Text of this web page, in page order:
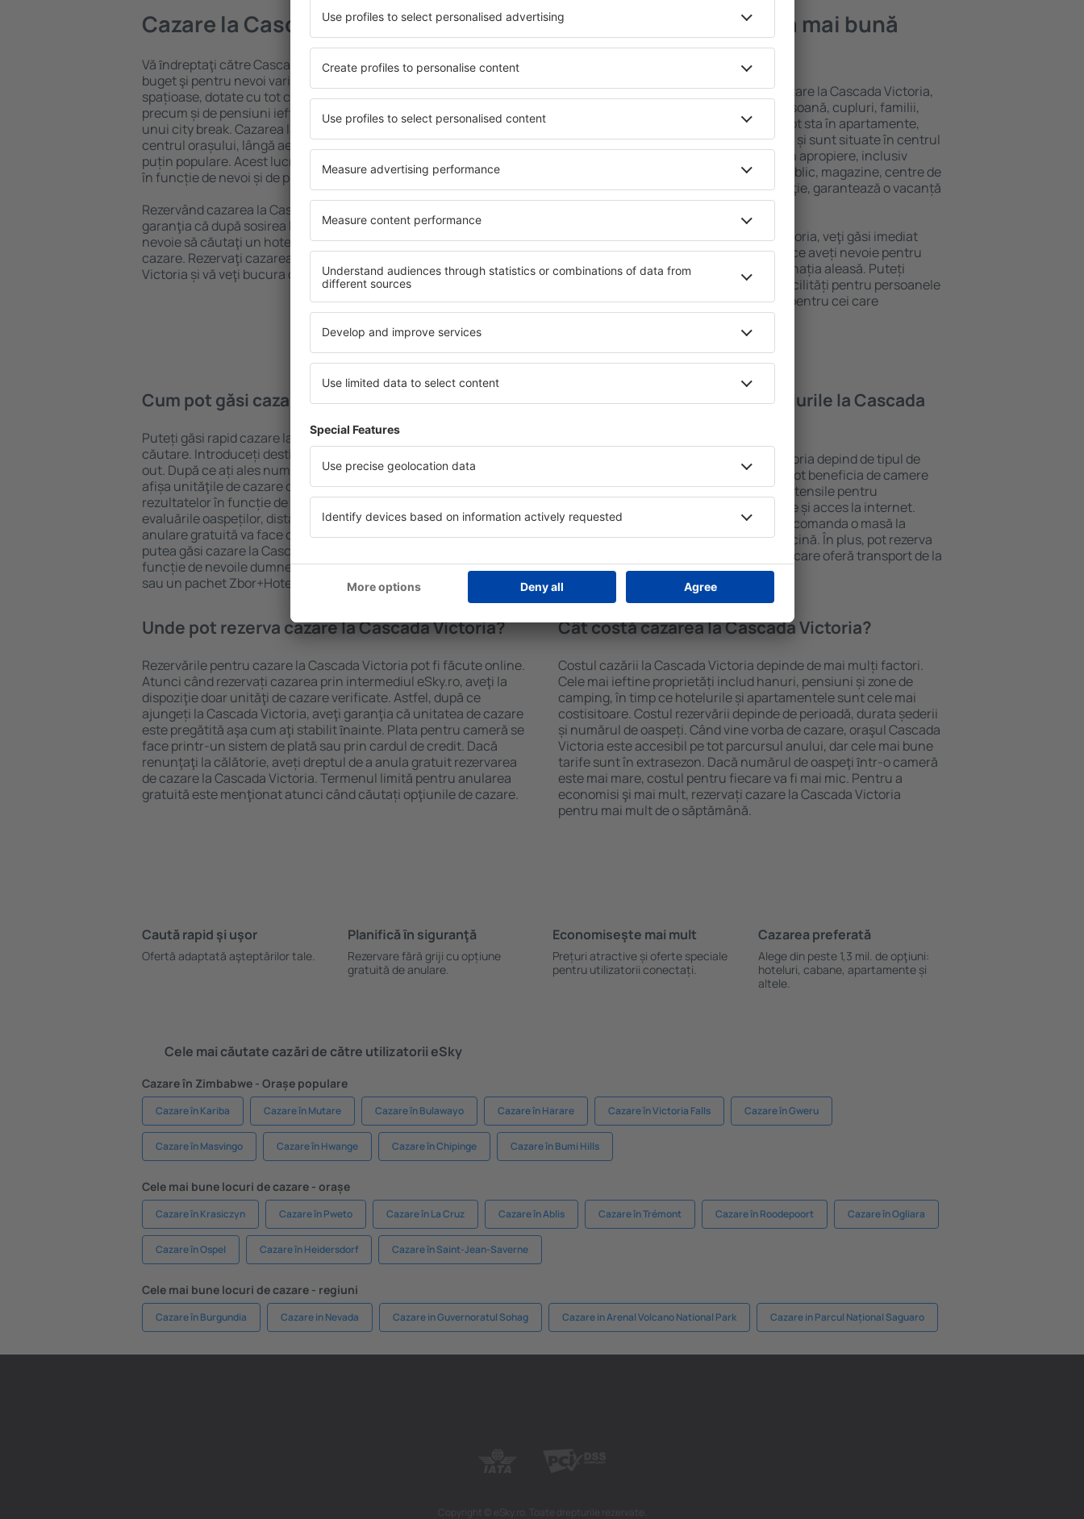
Cazare la Cascada Victoria
Vă ȋndreptaţi către Cascada Victoria? Găsiți cazare pentru fiecare
buget şi pentru nevoi variate. Puteți beneficia de proprietăți
spațioase, dotate cu tot confortul, cu numeroase facilități,
precum și de pensiuni ieftine pentru a sta câteva zile în timpul
unui city break. Cazarea la Cascada Victoria este disponibilă în
centrul orașului, lângă aeroport și în cartiere sau regiuni mai
puțin populare. Acest lucru vă va ajuta să găsiţi unităţi de cazare
în funcție de nevoi și de planurile ulterioare.
Rezervând cazarea la Cascada Victoria mai devreme, aveți
garanţia că după sosirea la destinație vă puteţi relaxa, fără a fi
nevoie să căutaţi un hotel, apartament sau altă unitate de
cazare. Rezervaţi cazarea înainte de călătoria către Cascada
Victoria și vă veţi bucura de o călătorie liniştită.
Cascada Victoria – cea mai bună
cazare
Puteți alege dintr-o ofertă variată de cazare la Cascada Victoria,
inclusiv proprietăți pentru o singură persoană, cupluri, familii,
persoane ȋn vârstă și grupuri. Oaspeţii pot sta în apartamente,
hoteluri și pensiuni care oferă intimitate și sunt situate în centrul
orașului Cascada Victoria. Facilitățile din apropiere, inclusiv
companii de închirieri auto, transport public, magazine, centre de
reparaţii și locuri de relaxare sau distracţie, garantează o vacanță
extraordinară.
Dacă doriţi cazare de lux la Cascada Victoria, veţi găsi imediat
una care să se potrivească. Veți găsi tot ce aveți nevoie pentru
vacanță sau călătoria de afaceri la destinația aleasă. Puteți
rezerva cazare la Cascada Victoria cu facilități pentru persoanele
cu dizabilități, sugari și copii, precum și pentru cei care
călătoresc cu animale de companie.
Cum pot găsi cazare la Cascada Victoria?
Puteți găsi rapid cazare la Cascada Victoria folosind un motor de
căutare. Introduceți destinația și datele de check-in și check-
out. După ce ați ales numărul de persoane, motorul de căutare va
afișa unităţile de cazare disponibile la Cascada Victoria. Filtrarea
rezultatelor în funcție de tipul proprietăţii, numărul de stele,
evaluările oaspeților, distanța față de centru și opțiunea de
anulare gratuită va face căutarea mult mai ușoară. Astfel veți
putea găsi cazare la Cascada Victoria în doar câteva minute. În
funcție de nevoile dumneavoastră, puteți rezerva doar cazare
sau un pachet Zbor+Hotel.
Ce fel de facilităţi oferă hotelurile la Cascada
Facilitățile proprietăţilor la Cascada Victoria depind de tipul de
cazare și de numărul de stele. Oaspeții pot beneficia de camere
cu chicinetă, balcon, aer condiționat, ustensile pentru
prepararea ceaiului şi a cafelei, prosoape și acces la internet.
Vizitatorii pot avea parcare gratuită, pot comanda o masă la
restaurant sau pot alege un hotel cu piscină. În plus, pot rezerva
cazare la Cascada Victoria la proprietăți care oferă transport de la
aeroport.
Unde pot rezerva cazare la Cascada Victoria?
Rezervările pentru cazare la Cascada Victoria pot fi făcute online.
Atunci când rezervați cazarea prin intermediul eSky.ro, aveţi la
dispoziţie doar unităţi de cazare verificate. Astfel, după ce
ajungeți la Cascada Victoria, aveţi garanţia că unitatea de cazare
este pregătită aşa cum aţi stabilit ȋnainte. Plata pentru cameră se
face printr-un sistem de plată sau prin cardul de credit. Dacă
renunţaţi la călătorie, aveți dreptul de a anula gratuit rezervarea
de cazare la Cascada Victoria. Termenul limită pentru anularea
gratuită este menţionat atunci când căutați opţiunile de cazare.
Cât costă cazarea la Cascada Victoria?
Costul cazării la Cascada Victoria depinde de mai mulți factori.
Cele mai ieftine proprietăți includ hanuri, pensiuni și zone de
camping, în timp ce hotelurile și apartamentele sunt cele mai
costisitoare. Costul rezervării depinde de perioadă, durata șederii
și numărul de oaspeți. Când vine vorba de cazare, oraşul Cascada
Victoria este accesibil pe tot parcursul anului, dar cele mai bune
tarife sunt în extrasezon. Dacă numărul de oaspeţi ȋntr-o cameră
este mai mare, costul pentru fiecare va fi mai mic. Pentru a
economisi şi mai mult, rezervați cazare la Cascada Victoria
pentru mai mult de o săptămână.
Caută rapid şi uşor
Ofertă adaptată aşteptărilor tale.
Planifică ȋn siguranţă
Rezervare fără griji cu opțiune
gratuită de anulare.
Economiseşte mai mult
Prețuri atractive și oferte speciale
pentru utilizatorii conectați.
Cazarea preferată
Alege din peste 1,3 mil. de opţiuni:
hoteluri, cabane, apartamente și
altele.
Cele mai căutate cazări de către utilizatorii eSky
Cazare în Zimbabwe - Orașe populare
Cazare în Kariba Cazare în Mutare Cazare în Bulawayo Cazare în Harare Cazare în Victoria Falls Cazare în Gweru
Cazare în Masvingo Cazare în Hwange Cazare în Chipinge Cazare în Bumi Hills
Cele mai bune locuri de cazare - orașe
Cazare în Krasiczyn Cazare în Pweto Cazare în La Cruz Cazare în Ablis Cazare în Trémont Cazare în Roodepoort Cazare în Ogliara
Cazare în Ospel Cazare în Heidersdorf Cazare în Saint-Jean-Saverne
Cele mai bune locuri de cazare - regiuni
Cazare în Burgundia Cazare in Nevada Cazare in Guvernoratul Sohag Cazare in Arenal Volcano National Park Cazare in Parcul Național Saguaro
Copyright © eSky.ro. Toate drepturile rezervate.